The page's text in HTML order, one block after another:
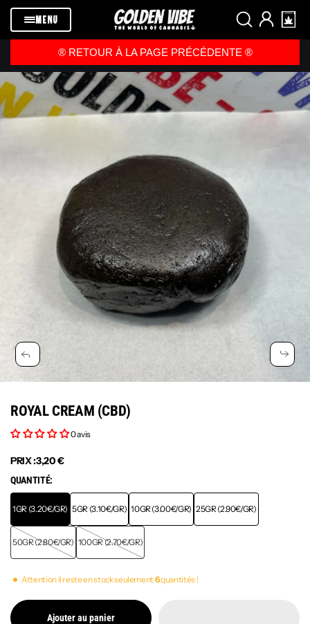
Passer au
contenuMENU
®️ RETOUR À LA PAGE PRÉCÉDENTE ®️
ROYAL CREAM (CBD)
0 avis
PRIX :3,20 €
QUANTITÉ:
1GR (3.20€/GR) 5GR (3.10€/GR) 10GR (3.00€/GR) 25GR (2.90€/GR)
50GR (2.80€/GR) 100GR (2.70€/GR)
Attention il reste en stock seulement6quantités !
Ajouter au panier